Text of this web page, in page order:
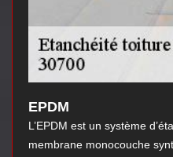
EPDM
L’EPDM est un système
membrane monocouche